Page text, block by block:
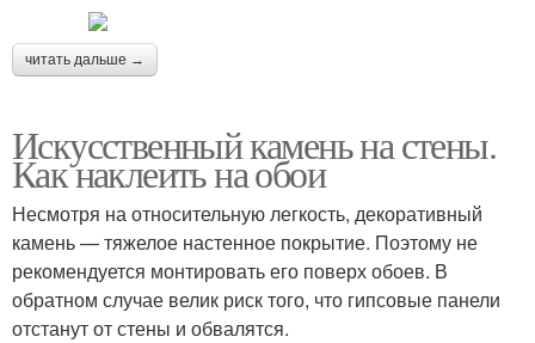
читать дальше →
Искусственный камень на стены.
Как наклеить на обои
Несмотря на относительную легкость, декоративный
камень — тяжелое настенное покрытие. Поэтому не
рекомендуется монтировать его поверх обоев. В
обратном случае велик риск того, что гипсовые панели
отстанут от стены и обвалятся.